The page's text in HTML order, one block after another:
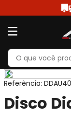
Referência:
Disco